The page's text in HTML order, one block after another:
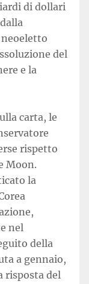
di dollari
neoeletto
del
e la
carta, le
rispetto
Moon.
la
nel
della
a gennaio,
risposta del